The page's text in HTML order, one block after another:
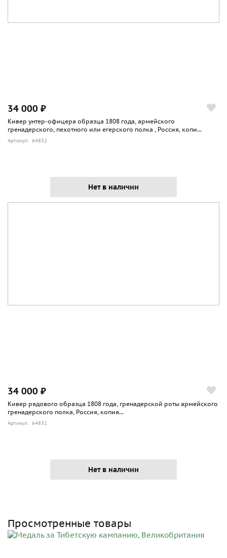
34 000 ₽
Кивер унтер-офицера образца 1808 года, армейского
гренадерского, пехотного или егерского полка , Россия, копи...
Артикул: 64832
Нет в наличии
34 000 ₽
Кивер рядового образца 1808 года, гренадерской роты армейского
гренадерского полка, Россия, копия...
Артикул: 64831
Нет в наличии
Просмотренные товары